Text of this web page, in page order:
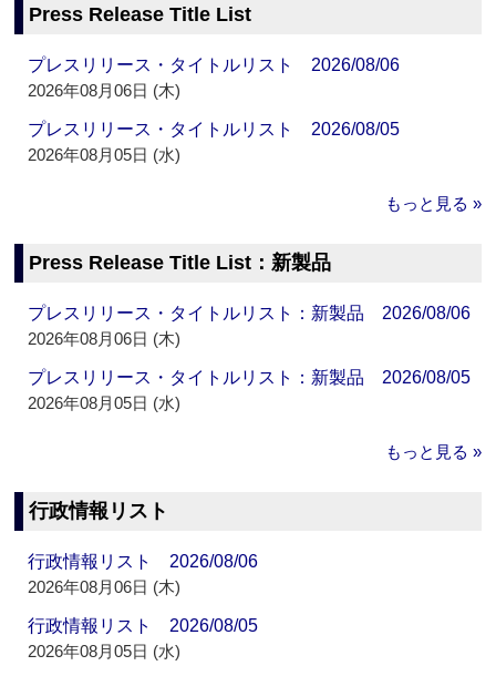
Press Release Title List
プレスリリース・タイトルリスト 2026/08/06
2026年08月06日 (木)
プレスリリース・タイトルリスト 2026/08/05
2026年08月05日 (水)
もっと見る »
Press Release Title List：新製品
プレスリリース・タイトルリスト：新製品 2026/08/06
2026年08月06日 (木)
プレスリリース・タイトルリスト：新製品 2026/08/05
2026年08月05日 (水)
もっと見る »
行政情報リスト
行政情報リスト 2026/08/06
2026年08月06日 (木)
行政情報リスト 2026/08/05
2026年08月05日 (水)